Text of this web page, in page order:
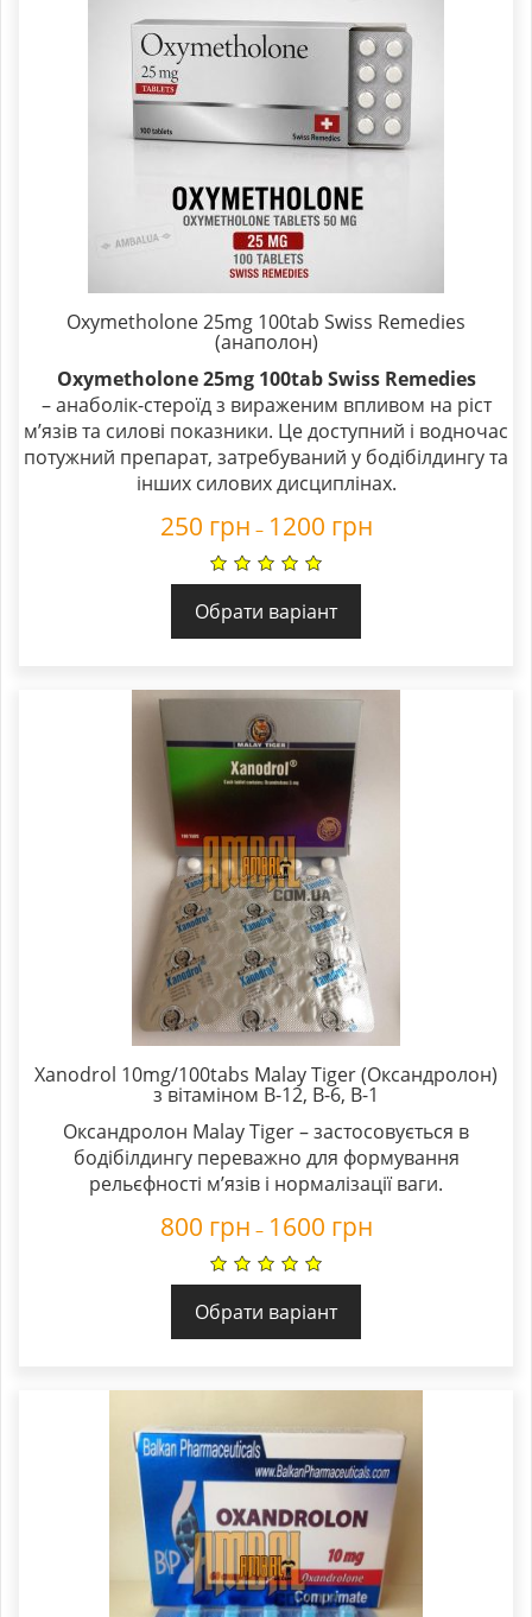
Oxymetholone 25mg 100tab Swiss Remedies
(анаполон)
Oxymetholone 25mg 100tab Swiss Remedies
– анаболік-стероїд з вираженим впливом на ріст
м’язів та силові показники. Це доступний і водночас
потужний препарат, затребуваний у бодібілдингу та
інших силових дисциплінах.
250 грн – 1200 грн
Обрати варіант
Xanodrol 10mg/100tabs Malay Tiger (Оксандролон)
з вітаміном В-12, В-6, В-1
Оксандролон Malay Tiger – застосовується в
бодібілдингу переважно для формування
рельєфності м’язів і нормалізації ваги.
800 грн – 1600 грн
Обрати варіант